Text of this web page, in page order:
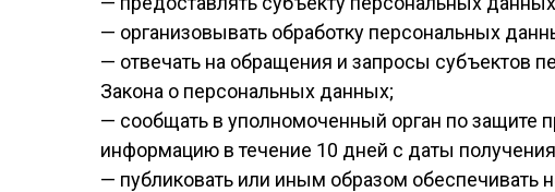
— организовывать обработку персональных
— отвечать на обращения и запросы субъектов
Закона о персональных данных;
— сообщать в уполномоченный орган по защите
информацию в течение 10 дней с даты получения
— публиковать или иным образом обеспечивать